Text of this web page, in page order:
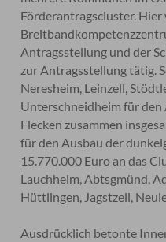
Förderantragscluster. Hier
Antragsstellung und der
zur Antragsstellung tätig.
Neresheim, Leinzell,
Unterschneidheim für
Flecken zusammen
für den Ausbau der
15.770.000 Euro an das
Lauchheim, Abtsgmünd,
Hüttlingen, Jagstzell,
Ausdrücklich betonte